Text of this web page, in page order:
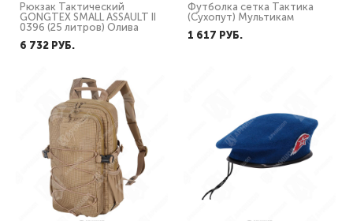
Рюкзак Тактический
GONGTEX SMALL ASSAULT II
0396 (25 литров) Олива
6 732 PУБ.
Футболка сетка Тактика
(Сухопут) Мультикам
1 617 PУБ.